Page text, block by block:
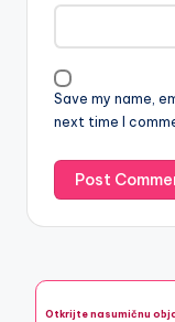
Save my name,
next time I
Otkrijte nasumičnu